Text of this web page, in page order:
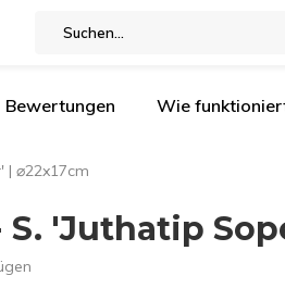
Bewertungen Wie
| ⌀22x17cm
'Juthatip